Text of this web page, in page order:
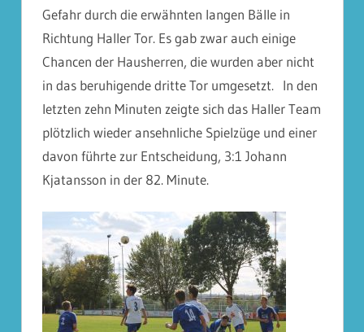
Gefahr durch die erwähnten langen Bälle in
Richtung Haller Tor. Es gab zwar auch einige
Chancen der Hausherren, die wurden aber nicht
in das beruhigende dritte Tor umgesetzt. In den
letzten zehn Minuten zeigte sich das Haller Team
plötzlich wieder ansehnliche Spielzüge und einer
davon führte zur Entscheidung, 3:1 Johann
Kjatansson in der 82. Minute.